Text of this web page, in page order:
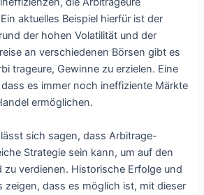
aktuelles Beispiel hierfür ist der
der hohen Volatilität und der
an verschiedenen Börsen gibt es
trageure, Gewinne zu erzielen. Eine
es immer noch ineffiziente Märkte
ermöglichen.
sich sagen, dass Arbitrage-
Strategie sein kann, um auf den
zu verdienen. Historische Erfolge und
zeigen, dass es möglich ist, mit dieser